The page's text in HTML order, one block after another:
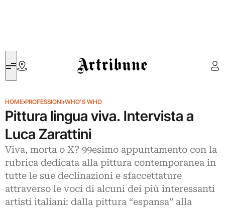
Artribune
HOME›PROFESSIONI›WHO'S WHO
Pittura lingua viva. Intervista a
Luca Zarattini
Viva, morta o X? 99esimo appuntamento con la
rubrica dedicata alla pittura contemporanea in
tutte le sue declinazioni e sfaccettature
attraverso le voci di alcuni dei più interessanti
artisti italiani: dalla pittura “espansa” alla